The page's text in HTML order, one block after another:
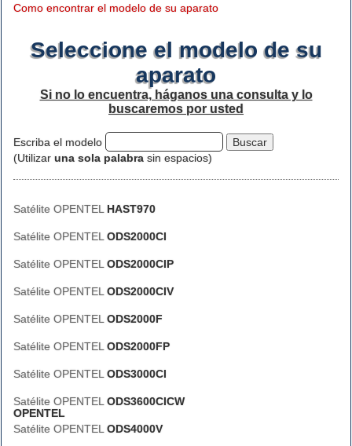
Como encontrar el modelo de su aparato
Seleccione el modelo de su
aparato
Si no lo encuentra, háganos una consulta y lo
buscaremos por usted
Escriba el modelo
(Utilizar una sola palabra sin espacios)
Satélite OPENTEL HAST970
Satélite OPENTEL ODS2000CI
Satélite OPENTEL ODS2000CIP
Satélite OPENTEL ODS2000CIV
Satélite OPENTEL ODS2000F
Satélite OPENTEL ODS2000FP
Satélite OPENTEL ODS3000CI
Satélite OPENTEL ODS3600CICW
OPENTEL
Satélite OPENTEL ODS4000V